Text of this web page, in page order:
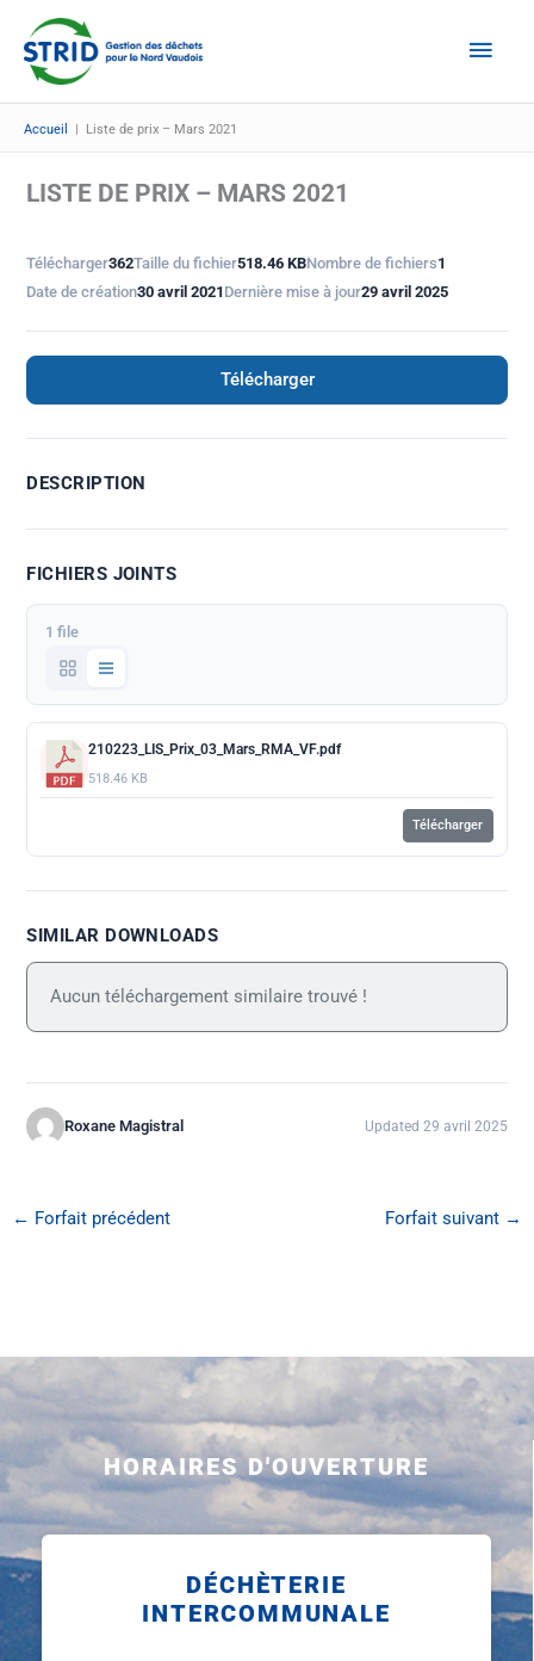
contenu
Accueil | Liste de prix – Mars 2021
LISTE DE PRIX – MARS 2021
Télécharger362Taille du fichier518.46 KBNombre de fichiers1
Date de création30 avril 2021 Dernière mise à jour29 avril 2025
Télécharger
DESCRIPTION
FICHIERS JOINTS
1 file
210223_LIS_Prix_03_Mars_RMA_VF.pdf
518.46 KB
Télécharger
SIMILAR DOWNLOADS
Aucun téléchargement similaire trouvé !
Roxane Magistral Updated 29 avril 2025
← Forfait précédent Forfait suivant →
HORAIRES D'OUVERTURE
DÉCHÈTERIE
INTERCOMMUNALE